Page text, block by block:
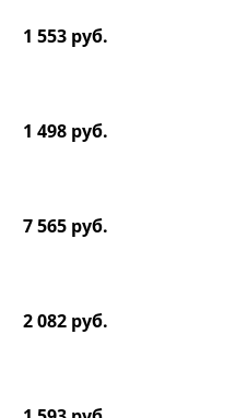
1 553 руб.
1 498 руб.
7 565 руб.
2 082 руб.